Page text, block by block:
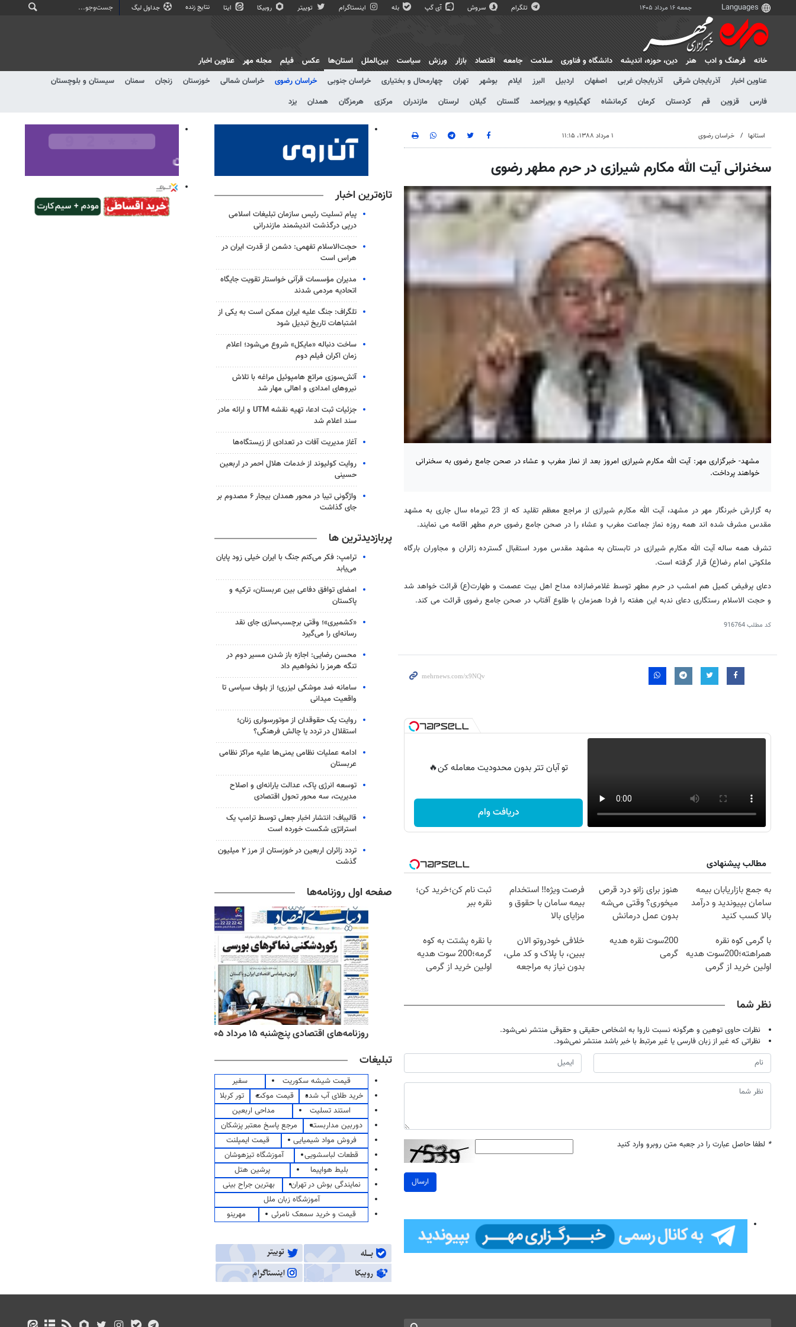
جمعه ۱۶ مرداد ۱۴۰۵ تلگرام سروش آی گپ بله اینستاگرام توییتر روبیکا ایتا نتایج زنده جداول لیگ
خانه فرهنگ و ادب هنر دين، حوزه، انديشه دانشگاه و فناوری سلامت جامعه اقتصاد بازار ورزش سیاست بین‌الملل
استان‌ها
عناوین اخبار
آذربایجان شرقی آذربایجان غربی اصفهان اردبیل البرز ایلام بوشهر تهران چهارمحال و بختیاری خراسان جنوبی خراسان رضوی خراسان شمالی خوزستان زنجان سمنان
سیستان و بلوچستان
فارس
قزوین قم کردستان کرمان کرمانشاه کهگیلویه و بویراحمد گلستان گیلان لرستان مازندران مرکزی هرمزگان همدان یزد
عکس فیلم مجله مهر عناوین اخبار
استانها خراسان رضوی ۱ مرداد ۱۳۸۸، ۱۱:۱۵
سخنرانی آیت الله مکارم شیرازی در حرم مطهر رضوی
مشهد- خبرگزاری مهر: آیت الله مکارم شیرازی امروز بعد از نماز مغرب و عشاء در صحن جامع رضوی به سخنرانی
خواهند پرداخت.
به گزارش خبرنگار مهر در مشهد، آیت الله مکارم شیرازی از مراجع معظم تقلید که از 23 تیرماه سال جاری به مشهد
مقدس مشرف شده اند همه روزه نماز جماعت مغرب و عشاء را در صحن جامع رضوی حرم مطهر اقامه می نمایند.
تشرف همه ساله آیت الله مکارم شیرازی در تابستان به مشهد مقدس مورد استقبال گسترده زائران و مجاوران بارگاه
ملکوتی امام رضا(ع) قرار گرفته است.
دعای پرفیض کمیل هم امشب در حرم مطهر توسط غلامرضازاده مداح اهل بیت عصمت و طهارت(ع) قرائت خواهد شد
و حجت الاسلام رستگاری دعای ندبه این هفته را فردا همزمان با طلوع آفتاب در صحن جامع رضوی قرائت می کند.
کد مطلب916764
تو آبان تتر بدون محدودیت معامله کن🔥
دریافت وام
مطالب پیشنهادی
به جمع بازاریابان بیمه
سامان بپیوندید و درآمد
بالا کسب کنید
هنوز برای زانو درد قرص
میخوری؟ وقتی می‌شه
بدون عمل درمانش
فرصت ویژه‼️ استخدام
بیمه سامان با حقوق و
مزایای بالا
ثبت نام کن؛خرید کن؛
نقره ببر
با گرمی کوه نقره
همراهته؛200سوت هدیه
اولین خرید از گرمی
200سوت نقره هدیه
گرمی
خلافی خودروتو الان
ببین، با پلاک و کد ملی،
بدون نیاز به مراجعه
با نقره پشتت به کوه
گرمه؛200 سوت هدیه
اولین خرید از گرمی
نظر شما
نظرات حاوی توهین و هرگونه نسبت ناروا به اشخاص حقیقی و حقوقی منتشر نمی‌شود.
نظراتی که غیر از زبان فارسی یا غیر مرتبط با خبر باشد منتشر نمی‌شود.
* لطفا حاصل عبارت را در جعبه متن روبرو وارد کنید
ارسال
تازه‌ترین اخبار
پیام تسلیت رئیس سازمان تبلیغات اسلامی
درپی درگذشت اندیشمند مازندرانی
حجت‌الاسلام تفهمی: دشمن از قدرت ایران در
هراس است
مدیران مؤسسات قرآنی خواستار تقویت جایگاه
اتحادیه‌ مردمی شدند
تلگراف: جنگ علیه ایران ممکن است به یکی از
اشتباهات تاریخ تبدیل شود
ساخت دنباله «مایکل» شروع می‌شود؛ اعلام
زمان اکران فیلم دوم
آتش‌سوزی مراتع هامپوئیل مراغه با تلاش
نیروهای امدادی و اهالی مهار شد
جزئیات ثبت ادعا، تهیه نقشه UTM و ارائه مادر
سند اعلام شد
آغاز مدیریت آفات در تعدادی از زیستگاه‌ها
روایت کولیوند از خدمات هلال احمر در اربعین
حسینی
واژگونی تیبا در محور همدان بیجار ۶ مصدوم بر
جای گذاشت
پربازدیدترین ها
ترامپ: فکر می‌کنم جنگ با ایران خیلی زود پایان
می‌یابد
امضای توافق دفاعی بین عربستان، ترکیه و
پاکستان
«کشمیری»؛ وقتی برچسب‌سازی جای نقد
رسانه‌ای را می‌گیرد
محسن رضایی: اجازه باز شدن مسیر دوم در
تنگه هرمز را نخواهیم داد
سامانه ضد موشکی لیزری؛ از بلوف سیاسی تا
واقعیت میدانی
روایت یک حقوقدان از موتورسواری زنان؛
استقلال در تردد یا چالش فرهنگی؟
ادامه عملیات نظامی یمنی‌ها علیه مراکز نظامی
عربستان
توسعه انرژی پاک، عدالت یارانه‌ای و اصلاح
مدیریت، سه محور تحول اقتصادی
قالیباف: انتشار اخبار جعلی توسط ترامپ یک
استراتژی شکست خورده است
تردد زائران اربعین در خوزستان از مرز ۲ میلیون
گذشت
صفحه اول روزنامه‌ها
روزنامه‌های صبح پنج‌شنبه ۱۵ مرداد ۱۴۰۵ روزنامه‌های ورزشی پنج‌شنبه ۱۵ مرداد ۱۴۰۵ روزنامه‌های اقتصادی پنج‌شنبه ۱۵ مرداد ۱۴۰۵
تبلیغات
قیمت شیشه سکوریت
سفیر
خرید طلای آب شده
قیمت موکت
تور کربلا
استند تسلیت
مداحی اربعین
دوربین مداربسته
مرجع پاسخ معتبر پزشکان
فروش مواد شیمیایی
قیمت ایمپلنت
قطعات لباسشویی
آموزشگاه تیزهوشان
بلیط هواپیما
پرشین هتل
نمایندگی بوش در تهران
بهترین جراح بینی
آموزشگاه زبان ملل
قیمت و خرید سمعک نامرئی
مهرینو